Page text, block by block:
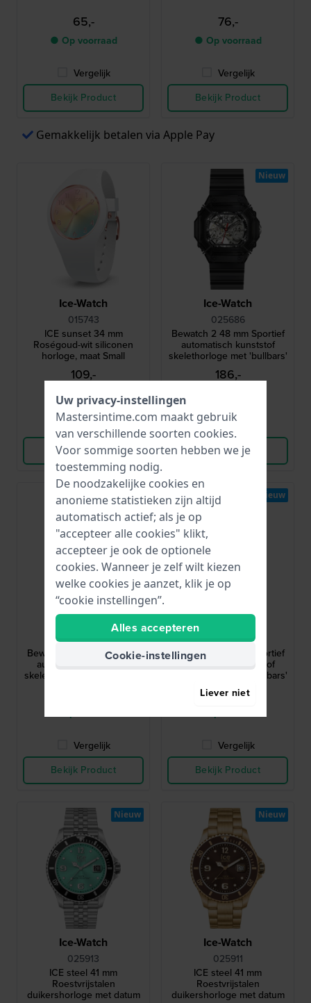
65,-
● Op voorraad
Vergelijk
Bekijk Product
76,-
● Op voorraad
Vergelijk
Bekijk Product
Gemakkelijk betalen via Apple Pay
Ice-Watch
015743
ICE sunset 34 mm
Roségoud-wit siliconen
horloge, maat Small
109,-
● Op voorraad
Vergelijk
Bekijk Product
Ice-Watch
025686
Bewatch 2 48 mm Sportief
automatisch kunststof
skelethorloge met 'bullbars'
186,-
Vergelijk
Bekijk Product
Nieuw
025685
Bewatch 2 48 mm Sportief
automatisch kunststof
skelethorloge met 'bullbars'
Vergelijk
Bekijk Product
Nieuw
025684
Bewatch 2 48 mm Sportief
automatisch kunststof
skelethorloge met 'bullbars'
186,-
Vergelijk
Bekijk Product
Nieuw
Ice-Watch
025913
ICE steel 41 mm
Roestvrijstalen
duikershorloge met datum
Nieuw
Ice-Watch
025911
ICE steel 41 mm
Roestvrijstalen
duikershorloge met datum
Nieuw
Uw privacy-instellingen
Mastersintime.com maakt gebruik
van verschillende soorten cookies.
Voor sommige soorten hebben we je
toestemming nodig.
De noodzakelijke cookies en
anonieme statistieken zijn altijd
automatisch actief; als je op
"accepteer alle cookies" klikt,
accepteer je ook de optionele
cookies. Wanneer je zelf wilt kiezen
welke cookies je aanzet, klik je op
“cookie instellingen”.
Alles accepteren
Cookie-instellingen
Liever niet